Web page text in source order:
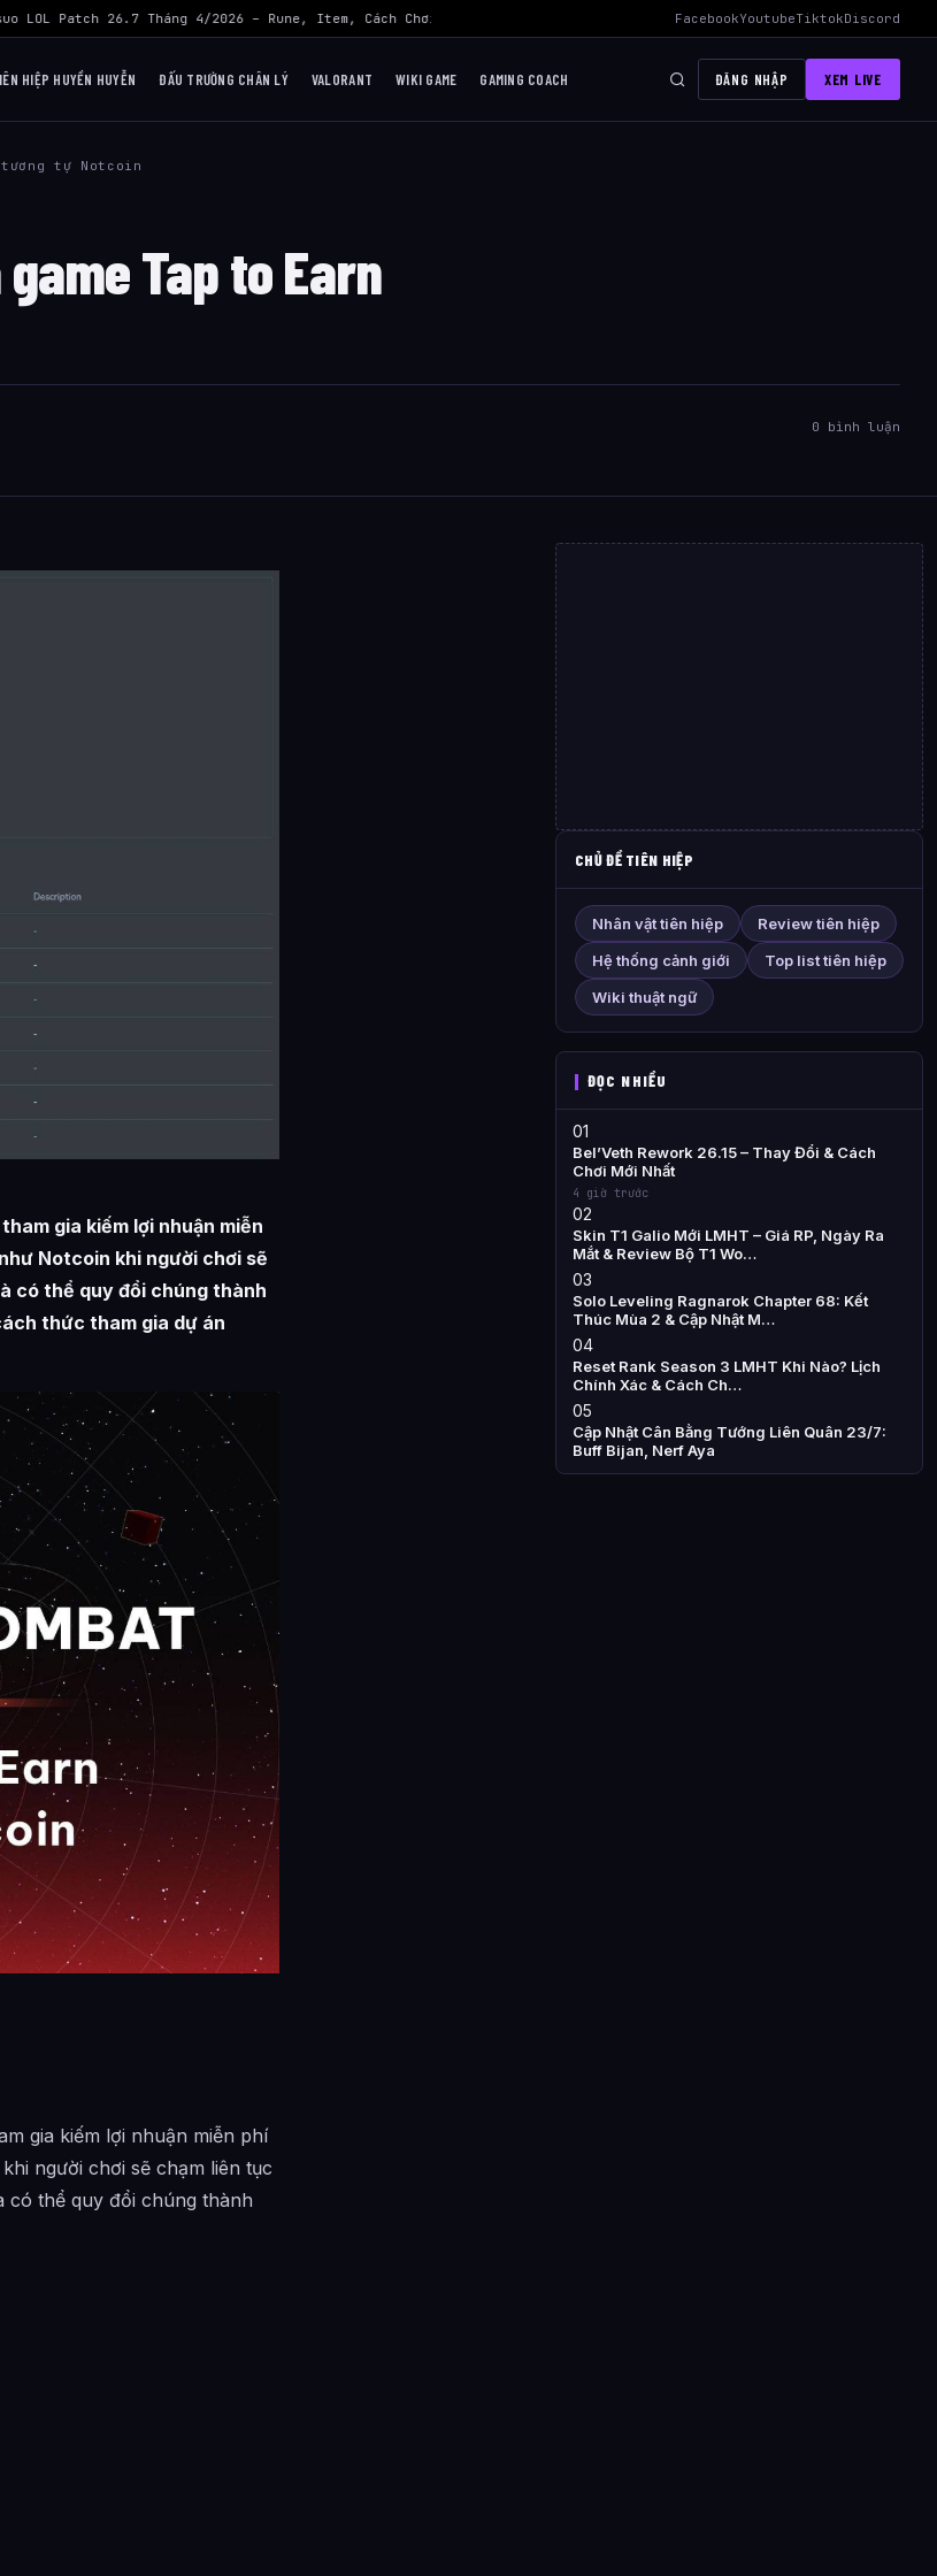
LOL Patch 26.7 Tháng 4/2026 – Rune, Item, Cách Chơi Mid Hiệu Quả Nhất AWC 2026 Liên Quân Mobile – Lịch Thi Đấu,
FacebookYoutubeTiktokDiscord
HIỆP HUYỀN HUYỄN ĐẤU TRƯỜNG CHÂN LÝ VALORANT WIKI GAME GAMING COACH ĐĂNG NHẬP XEM LIVE
tương tự Notcoin
Tap to Earn
0 bình luận
gia kiếm lợi nhuận miễn
Notcoin khi người chơi sẽ
có thể quy đổi chúng thành
thức tham gia dự án
gia kiếm lợi nhuận miễn phí
khi người chơi sẽ chạm liên tục
thể quy đổi chúng thành
CHỦ ĐỀ TIÊN HIỆP
Nhân vật tiên hiệp
Review tiên hiệp
Hệ thống cảnh giới
Top list tiên hiệp
Wiki thuật ngữ
ĐỌC NHIỀU
01
Bel’Veth Rework 26.15 – Thay Đổi & Cách
Chơi Mới Nhất
4 giờ trước
02
Skin T1 Galio Mới LMHT – Giá RP, Ngày Ra
Mắt & Review Bộ T1 Wo…
03
Solo Leveling Ragnarok Chapter 68: Kết
Thúc Mùa 2 & Cập Nhật M…
04
Reset Rank Season 3 LMHT Khi Nào? Lịch
Chính Xác & Cách Ch…
05
Cập Nhật Cân Bằng Tướng Liên Quân 23/7:
Buff Bijan, Nerf Aya